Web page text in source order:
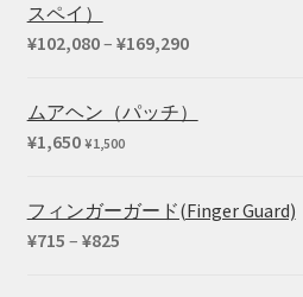
–
スペイ）
¥102,080– ¥169,290価
ムアヘン（パッチ）
¥1,650 ¥1,500
フィンガーガード(Finger Guard)
¥715 – ¥825価